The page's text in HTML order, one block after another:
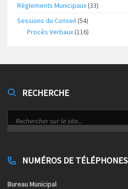
Règlements Municipaux(33)
Sessions du Conseil(54)
Procès Verbaux(116)
RECHERCHE
NUMÉROS DE TÉLÉPHONES
Bureau Municipal